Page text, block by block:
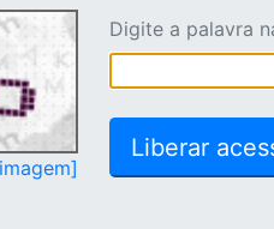
Digite a palavra